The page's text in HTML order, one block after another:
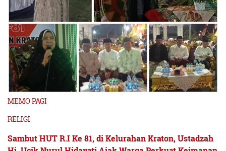
pendidikan. Semua lembaga sebelumnya telah
mengirimkan hasil inovasi mereka untuk diseleksi,
kemudian dipilih karya terbaik yang memenuhi kategori
pemenang untuk ditampilkan dalam pameran ini,”
ujarnya.
Lebih lanjut, ia berharap momentum Hardiknas 2026
terhadap dunia pendidikan.
MEMO PAGI
RELIGI
Sambut HUT R.I Ke 81, di Kelurahan Kraton, Ustadzah